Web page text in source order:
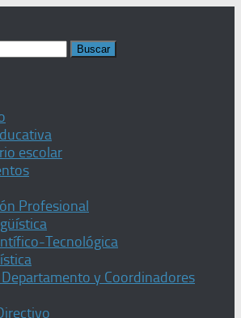
escolar
Profesional
Tecnológica
Departamento y Coordinadores